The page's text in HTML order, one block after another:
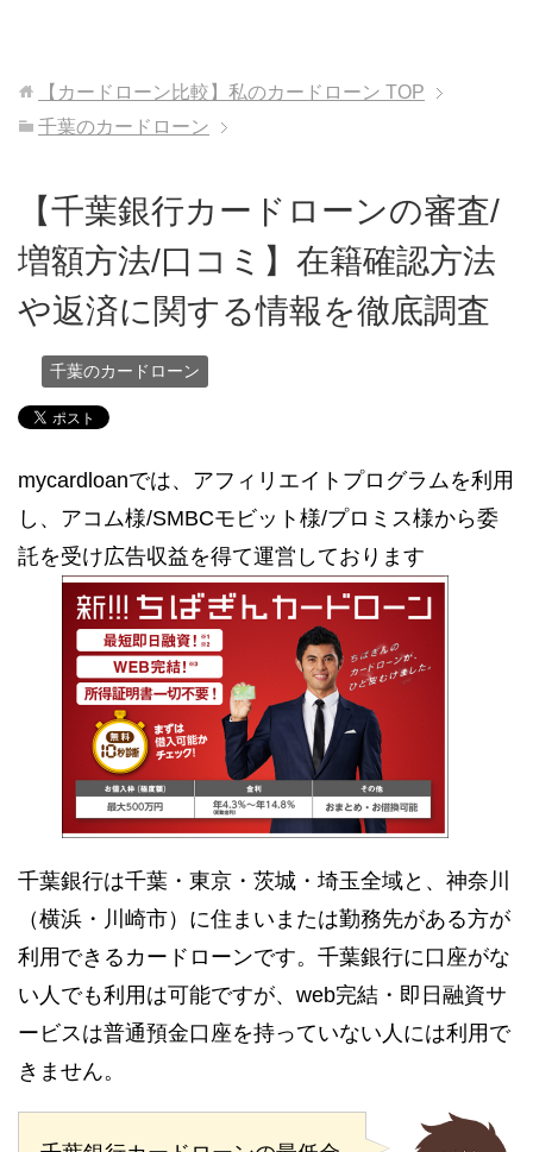
【カードローン比較】私のカードローン TOP
千葉のカードローン
【千葉銀行カードローンの審査/
増額方法/口コミ】在籍確認方法
や返済に関する情報を徹底調査
千葉のカードローン
mycardloanでは、アフィリエイトプログラムを利用
し、アコム様/SMBCモビット様/プロミス様から委
託を受け広告収益を得て運営しております
千葉銀行は千葉・東京・茨城・埼玉全域と、神奈川
（横浜・川崎市）に住まいまたは勤務先がある方が
利用できるカードローンです。千葉銀行に口座がな
い人でも利用は可能ですが、web完結・即日融資サ
ービスは普通預金口座を持っていない人には利用で
きません。